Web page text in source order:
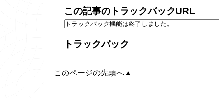
この記事のトラックバックURL
トラックバック
このページの先頭へ▲